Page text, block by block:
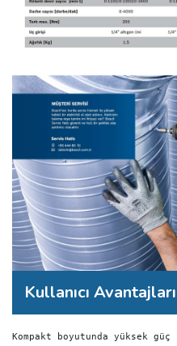
Kullanıcı Avantajları
Kompakt boyutunda yüksek güç